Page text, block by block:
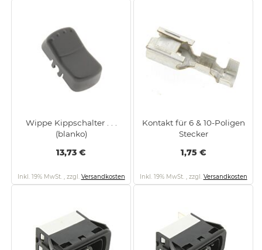
Wippe Kippschalter . . .
(blanko)
13,73 €
Inkl. 19% MwSt. , zzgl. Versandkosten
Kontakt für 6 & 10-Poligen
Stecker
1,75 €
Inkl. 19% MwSt. , zzgl. Versandkosten